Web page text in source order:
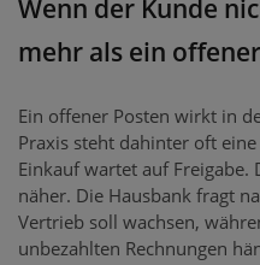
Wenn der Kunde
mehr als ein
Ein offener Posten wirkt in
Praxis steht dahinter oft
Einkauf wartet auf
näher. Die Hausbank fragt
Vertrieb soll wachsen,
unbezahlten Rechnungen